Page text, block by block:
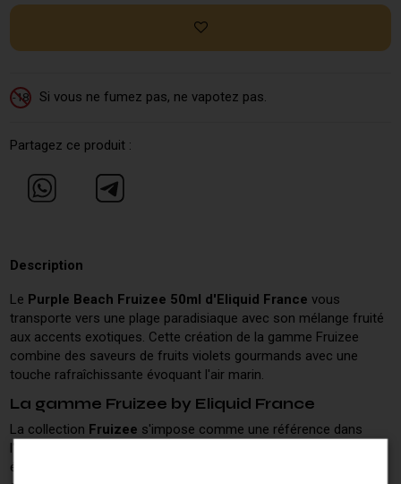
-18 Si vous ne fumez pas, ne vapotez pas.
Partagez ce produit :
Description
Le Purple Beach Fruizee 50ml d'Eliquid France vous
transporte vers une plage paradisiaque avec son mélange fruité
aux accents exotiques. Cette création de la gamme Fruizee
combine des saveurs de fruits violets gourmands avec une
touche rafraîchissante évoquant l'air marin.
La gamme Fruizee by Eliquid France
La collection Fruizee s'impose comme une référence dans
élaborée avec soin pour offrir des profils aromatiques